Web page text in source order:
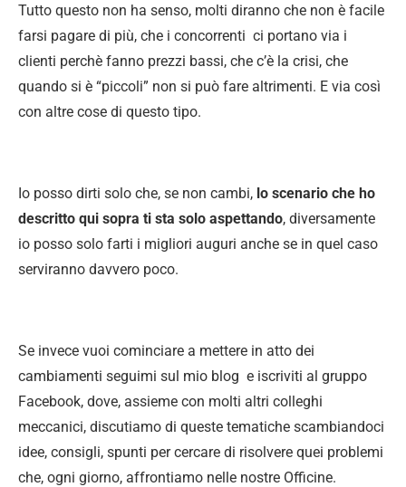
Tutto questo non ha senso, molti diranno che non è facile
farsi pagare di più, che i concorrenti ci portano via i
clienti perchè fanno prezzi bassi, che c’è la crisi, che
quando si è “piccoli” non si può fare altrimenti. E via così
con altre cose di questo tipo.
Io posso dirti solo che, se non cambi, lo scenario che ho
descritto qui sopra ti sta solo aspettando, diversamente
io posso solo farti i migliori auguri anche se in quel caso
serviranno davvero poco.
Se invece vuoi cominciare a mettere in atto dei
cambiamenti seguimi sul mio blog e iscriviti al gruppo
Facebook, dove, assieme con molti altri colleghi
meccanici, discutiamo di queste tematiche scambiandoci
idee, consigli, spunti per cercare di risolvere quei problemi
che, ogni giorno, affrontiamo nelle nostre Officine.